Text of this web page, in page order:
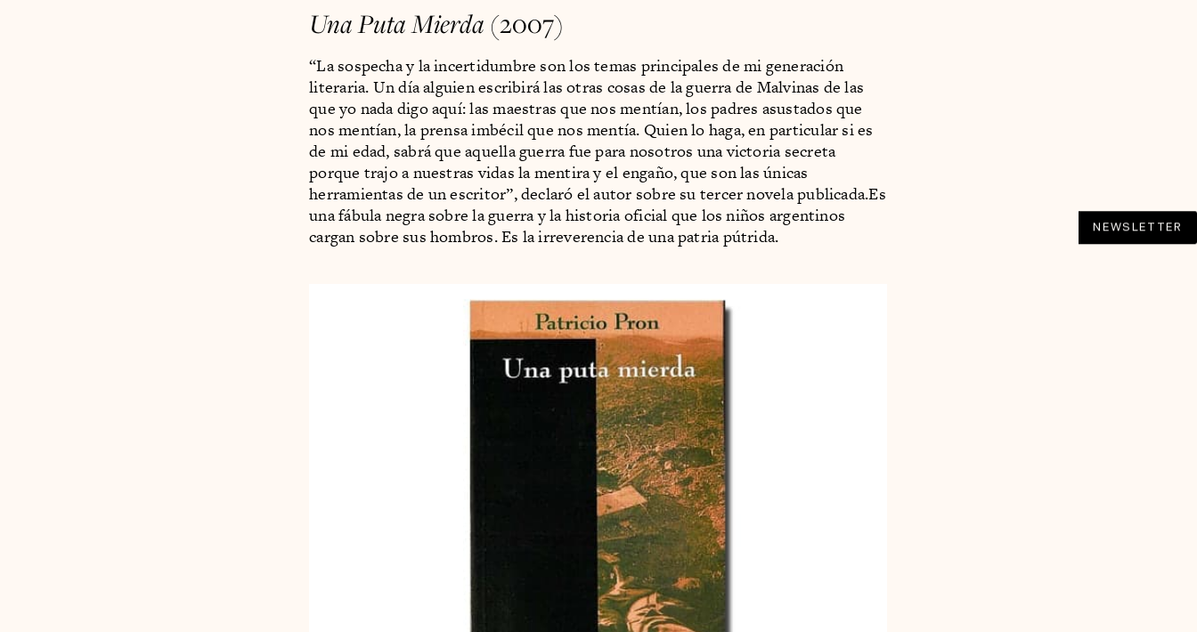
Una Puta Mierda (2007)
“La sospecha y la incertidumbre son los temas principales de mi generación
literaria. Un día alguien escribirá las otras cosas de la guerra de Malvinas de las
que yo nada digo aquí: las maestras que nos mentían, los padres asustados que
nos mentían, la prensa imbécil que nos mentía. Quien lo haga, en particular si es
de mi edad, sabrá que aquella guerra fue para nosotros una victoria secreta
porque trajo a nuestras vidas la mentira y el engaño, que son las únicas
herramientas de un escritor”, declaró el autor sobre su tercer novela publicada.Es
una fábula negra sobre la guerra y la historia oficial que los niños argentinos
cargan sobre sus hombros. Es la irreverencia de una patria pútrida.
NEWSLETTER